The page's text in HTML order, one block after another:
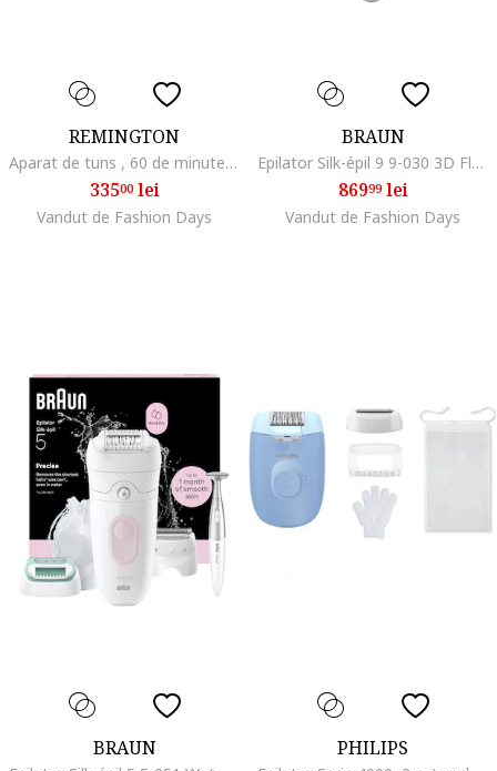
REMINGTON
Aparat de tuns , 60 de minute de utilizare fara fir dupa 4 ore de incarcare, 9 piepteni de ghidare
33500lei
Vandut de Fashion Days
BRAUN
Epilator Silk-épil 9 9-030 3D Flex 360° , Wet & Dry, Smart Touch,, Alb/Argintiu
86999lei
Vandut de Fashion Days
BRAUN PHILIPS